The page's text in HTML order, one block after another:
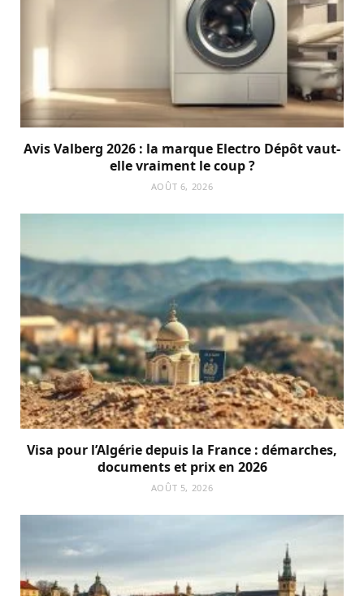
Avis Valberg 2026 : la marque Electro Dépôt vaut-
elle vraiment le coup ?
AOÛT 6, 2026
Visa pour l’Algérie depuis la France : démarches,
documents et prix en 2026
AOÛT 5, 2026